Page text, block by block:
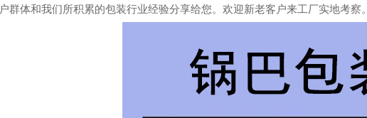
户群体和我们所积累的包装行业经验分享给您。欢迎新老客户来工厂实地考察。